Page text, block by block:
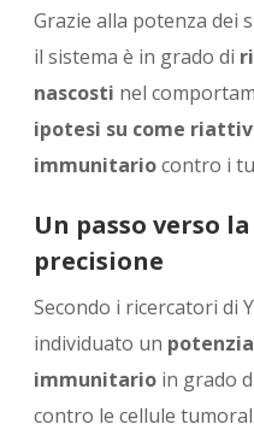
Grazie alla potenza dei
il sistema è in grado di
nascosti nel
ipotesi su come
immunitariocontro i
Un passo verso
precisione
Secondo i ricercatori di
individuato un
immunitarioin grado
contro le cellule